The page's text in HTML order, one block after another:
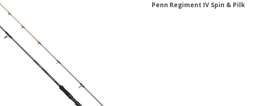
Penn Regiment IV Spin & Pilk